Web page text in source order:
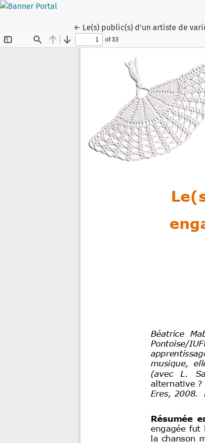
← Voltar aos Detalhes do Artigo
Le(s) public(s) d’un artiste de